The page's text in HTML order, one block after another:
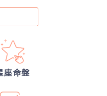
難
天
座命盤